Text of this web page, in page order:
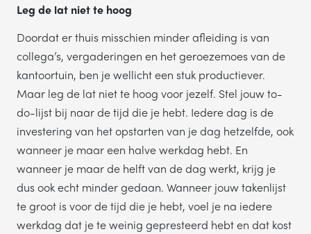
Leg de lat niet te hoog
Doordat er thuis misschien minder afleiding is van
collega’s, vergaderingen en het geroezemoes van de
kantoortuin, ben je wellicht een stuk productiever.
Maar leg de lat niet te hoog voor jezelf. Stel jouw to-
do-lijst bij naar de tijd die je hebt. Iedere dag is de
investering van het opstarten van je dag hetzelfde, ook
wanneer je maar een halve werkdag hebt. En
wanneer je maar de helft van de dag werkt, krijg je
dus ook echt minder gedaan. Wanneer jouw takenlijst
te groot is voor de tijd die je hebt, voel je na iedere
werkdag dat je te weinig gepresteerd hebt en dat kost